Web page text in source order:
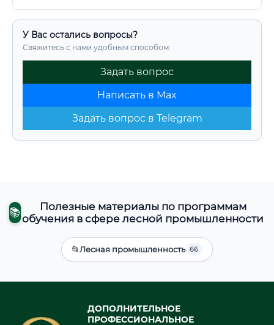
У Вас остались вопросы?
Свяжитесь с нами удобным способом:
Задать вопрос
Написать в Max
Задать вопрос в Telegram
📚
Полезные материалы по программам
обучения в сфере лесной промышленности
📂Лесная промышленность 66
ДОПОЛНИТЕЛЬНОЕ
ПРОФЕССИОНАЛЬНОЕ